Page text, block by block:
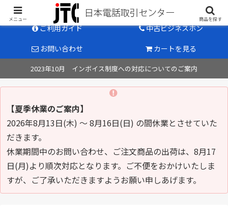
中古ビジネスホン販売のパイオニア
ご利用ガイド
中古ビジネスホン
お問い合わせ
カートを見る
2023年10月 インボイス制度への対応についてのご案内
【夏季休業のご案内】
2026年8月13日(木) ～ 8月16日(日) の間休業とさせていた
だきます。
休業期間中のお問い合わせ、ご注文商品の出荷は、8月17
日(月)より順次対応となります。ご不便をおかけいたしま
すが、ご了承いただきますようお願い申しあげます。
メニュー 商品を探す